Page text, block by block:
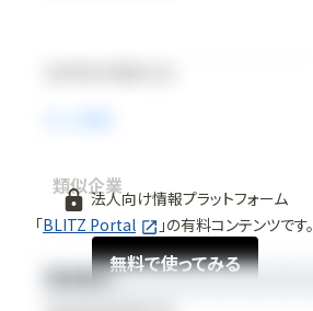
法人向け情報プラットフォーム
「BLITZ Portal 」の有料コンテンツです。
無料で使ってみる
類似企業